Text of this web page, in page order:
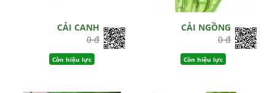
CẢI CANH
0 đ
Còn hiệu lực
CẢI NGỒNG
0 đ
Còn hiệu lực